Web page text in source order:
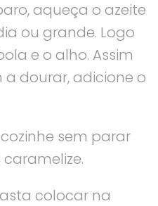
aqueça o azeite
ou grande. Logo
e o alho. Assim
dourar, adicione o
sem parar
colocar na